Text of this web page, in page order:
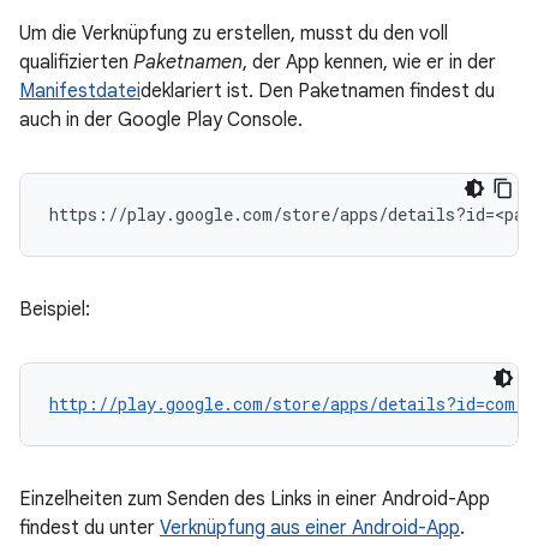
Um die Verknüpfung zu erstellen, musst du den voll
qualifizierten Paketnamen, der App kennen, wie er in der
Manifestdateideklariert ist. Den Paketnamen findest du
auch in der Google Play Console.
Beispiel:
http://play.google.com/store/apps/
Einzelheiten zum Senden des Links in einer Android-App
findest du unter Verknüpfung aus einer Android-App.